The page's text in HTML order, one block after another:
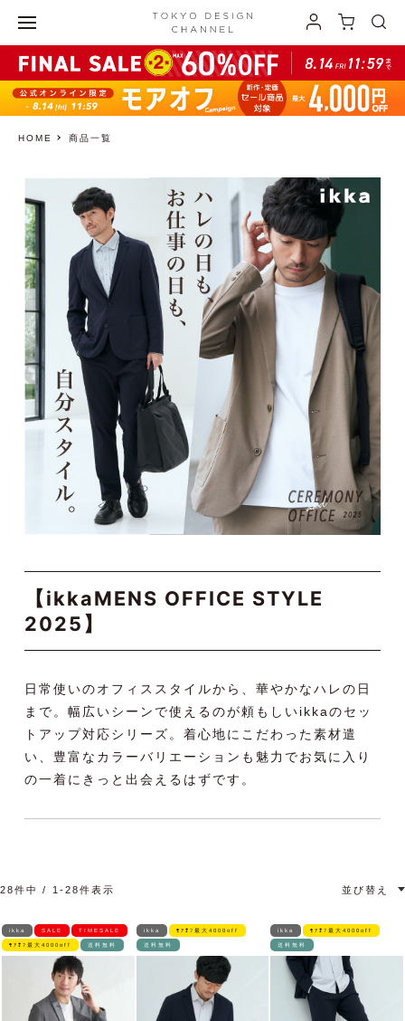
HOME 商品一覧
【ikkaMENS OFFICE STYLE
2025】
日常使いのオフィススタイルから、華やかなハレの日
まで。幅広いシーンで使えるのが頼もしいikkaのセッ
トアップ対応シリーズ。着心地にこだわった素材遣
い、豊富なカラーバリエーションも魅力でお気に入り
の一着にきっと出会えるはずです。
並び替え
28件中 1 -28件表示
ikka SALE TIMESALE
ﾓｱｵﾌ最大4000off 送料無料
ikka ﾓｱｵﾌ最大4000off
送料無料
ikka ﾓｱｵﾌ最大4000off
送料無料